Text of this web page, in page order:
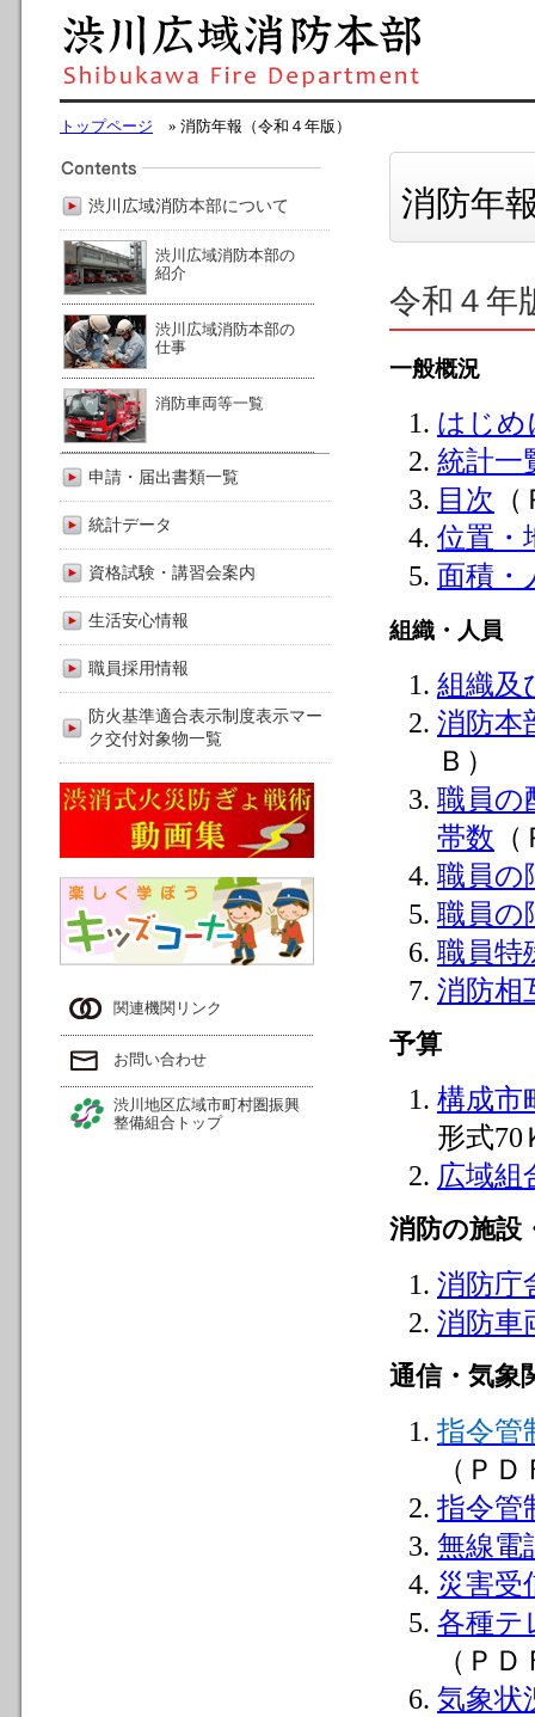
トップページ » 消防年報（令和４年版）
渋川広域消防本部について
渋川広域消防本部の
紹介
渋川広域消防本部の
仕事
消防車両等一覧
申請・届出書類一覧
統計データ
資格試験・講習会案内
生活安心情報
職員採用情報
防火基準適合表示制度表示マー
ク交付対象物一覧
関連機関リンク
お問い合わせ
渋川地区広域市町村圏振興
整備組合トップ
消防年
令和４年
一般概況
はじめ
統計一
目次
位置・
面積・
組織・人員
組織及
消防本
Ｂ）
職員の
帯数
職員の
職員の
職員特
消防相
予算
構成市
形式70
広域組
消防の施設
消防庁
消防車
通信・気象
指令管
（Ｐ
指令管
無線電
災害受
各種テ
（Ｐ
気象状